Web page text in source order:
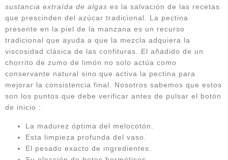
sustancia extraída de algas es la salvación de las recetas
que prescinden del azúcar tradicional. La pectina
presente en la piel de la manzana es un recurso
tradicional que ayuda a que la mezcla adquiera la
viscosidad clásica de las confituras. El añadido de un
chorrito de zumo de limón no solo actúa como
conservante natural sino que activa la pectina para
mejorar la consistencia final. Nosotros sabemos que estos
son los puntos que debe verificar antes de pulsar el botón
de inicio :
La madurez óptima del melocotón.
Esta limpieza profunda del vaso.
El pesado exacto de ingredientes.